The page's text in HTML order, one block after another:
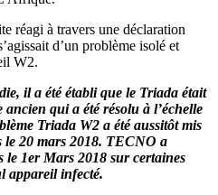
réagi à travers une déclaration
d’un problème isolé et
W2.
il a été établi que le Triada était
qui a été résolu à l’échelle
Triada W2 a été aussitôt mis
20 mars 2018. TECNO a
le 1er Mars 2018 sur certaines
appareil infecté.